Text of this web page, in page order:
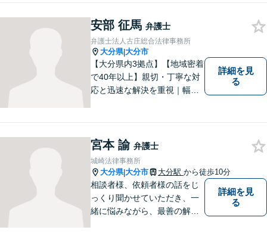
相談可】分かりやすい言葉
で、明確に判断をお示しし、
問題解決をサポートいたしま
す。
安部 征馬 弁護士
弁護士法人古庄総合法律事務所
大分県|大分市
【大分県内3拠点】【地域密着
で40年以上】親切・丁寧な対
応と迅速な解決を重視｜幅広
【別府・杵築にも拠点】
詳細を見
る
宮本 諭 弁護士
城崎法律事務所
大分県|大分市 大分駅 から徒歩10分
相談者様、依頼者様の話をじ
っくり聞かせていただき、一
緒に悩みながら、最善の解決
詳細を見
る